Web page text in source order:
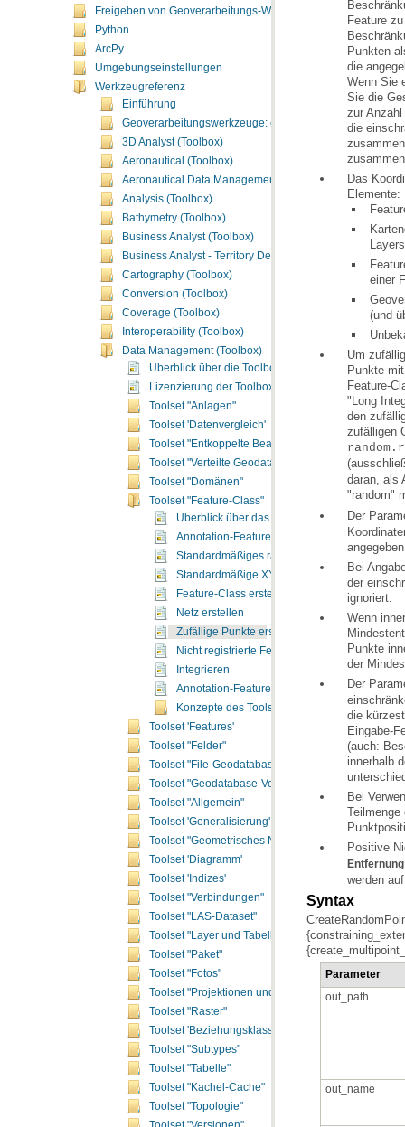
Freigeben von Geoverarbeitungs-Workflows
Python
ArcPy
Umgebungseinstellungen
Werkzeugreferenz
Einführung
Geoverarbeitungswerkzeuge: ergänzende Themen
3D Analyst (Toolbox)
Aeronautical (Toolbox)
Aeronautical Data Management (Toolbox)
Analysis (Toolbox)
Bathymetry (Toolbox)
Business Analyst (Toolbox)
Business Analyst - Territory Design (Toolbox)
Cartography (Toolbox)
Conversion (Toolbox)
Coverage (Toolbox)
Interoperability (Toolbox)
Data Management (Toolbox)
Überblick über die Toolbox "Data Management"
Lizenzierung der Toolbox "Data Management"
Toolset "Anlagen"
Toolset 'Datenvergleich'
Toolset "Entkoppelte Bearbeitung"
Toolset "Verteilte Geodatabase"
Toolset "Domänen"
Toolset "Feature-Class"
Überblick über das Toolset "Feature-Class"
Annotation-Feature-Class anhängen
Standardmäßiges räumliches Indexgitter
Standardmäßige XY-Toleranz berechnen
Feature-Class erstellen
Netz erstellen
Zufällige Punkte erstellen
Nicht registrierte Feature-Class erstellen
Integrieren
Annotation-Feature-Class aktualisieren
Konzepte des Toolsets "Feature-Class"
Toolset 'Features'
Toolset "Felder"
Toolset "File-Geodatabase"
Toolset "Geodatabase-Verwaltung"
Toolset "Allgemein"
Toolset 'Generalisierung'
Toolset "Geometrisches Netzwerk"
Toolset 'Diagramm'
Toolset 'Indizes'
Toolset "Verbindungen"
Toolset "LAS-Dataset"
Toolset "Layer und Tabellensichten"
Toolset "Paket"
Toolset "Fotos"
Toolset "Projektionen und Transformationen"
Toolset "Raster"
Toolset 'Beziehungsklassen'
Toolset "Subtypes"
Toolset "Tabelle"
Toolset "Kachel-Cache"
Toolset "Topologie"
die
die
Elemente:
einer
(und
Punkte
den
zufälligen
"random"
Der
ignoriert.
der
Der
Positive
Entfernung
werden
Syntax
Parameter
out_path
out_name